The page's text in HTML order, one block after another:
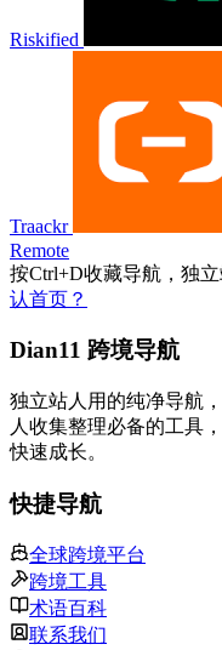
Riskified
Traackr
Remote
按Ctrl+D收藏导航，独
认首页？
Dian11 跨境导航
独立站人用的纯净导航
人收集整理必备的工具
快速成长。
快捷导航
全球跨境平台
跨境工具
术语百科
联系我们